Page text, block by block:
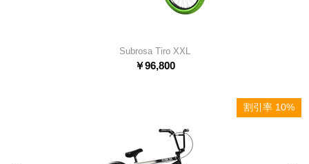
Subrosa Tiro XXL
￥96,800
割引率 10%